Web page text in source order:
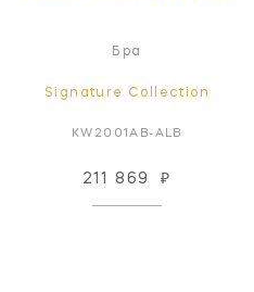
Бра
Signature Collection
KW2001AB-ALB
211 869 ₽